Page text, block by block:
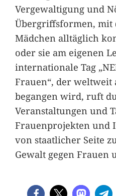
Vergewaltigung und
Übergriffsformen, mit
Mädchen alltäglich
oder sie am eigenen
internationale Tag
Frauen“, der weltweit
begangen wird, ruft
Veranstaltungen und
Frauenprojekten und
von staatlicher Seite
Gewalt gegen Frauen